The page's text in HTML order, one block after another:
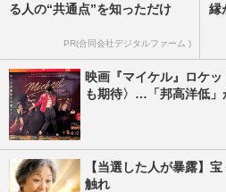
る人の“共通点”を知っただけ
PR(合同会社デジタルファーム )
縁
映画『マイケル』ロケ
も期待〉…「邦高洋低」
【当選した人が暴露】
触れ